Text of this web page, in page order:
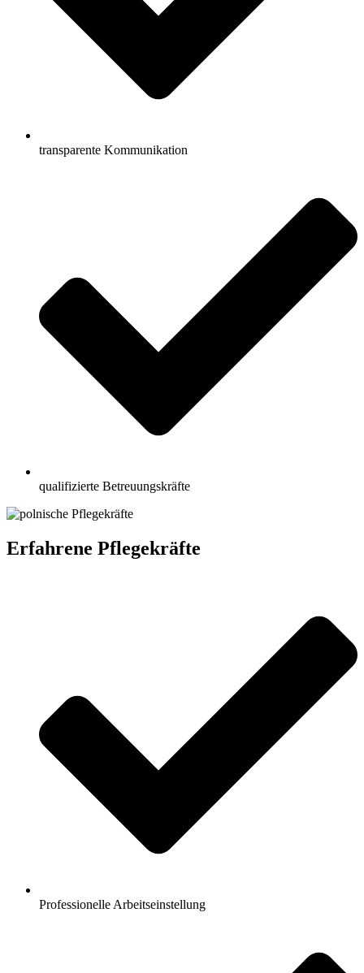
transparente Kommunikation
qualifizierte Betreuungskräfte
Erfahrene Pflegekräfte
Professionelle Arbeitseinstellung